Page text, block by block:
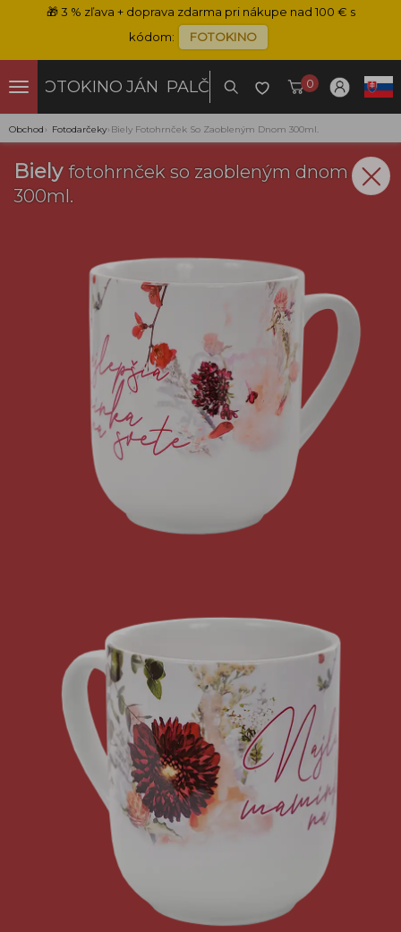
🎁3 % zľava + doprava zdarma pri nákupe nad 100 € s
kódom:
FOTOKINO
FOTOKINO JÁN PALČO 0
Obchod › Fotodarčeky› Biely Fotohrnček So Zaobleným Dnom 300ml.
Biely fotohrnček so zaobleným dnom
300ml.